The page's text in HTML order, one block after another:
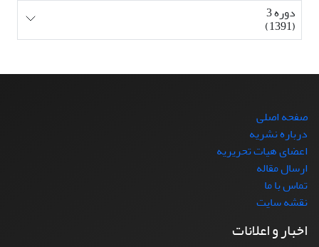
دوره 3
(1391)
صفحه اصلی
درباره نشریه
اعضای هیات تحریریه
ارسال مقاله
تماس با ما
نقشه سایت
اخبار و اعلانات